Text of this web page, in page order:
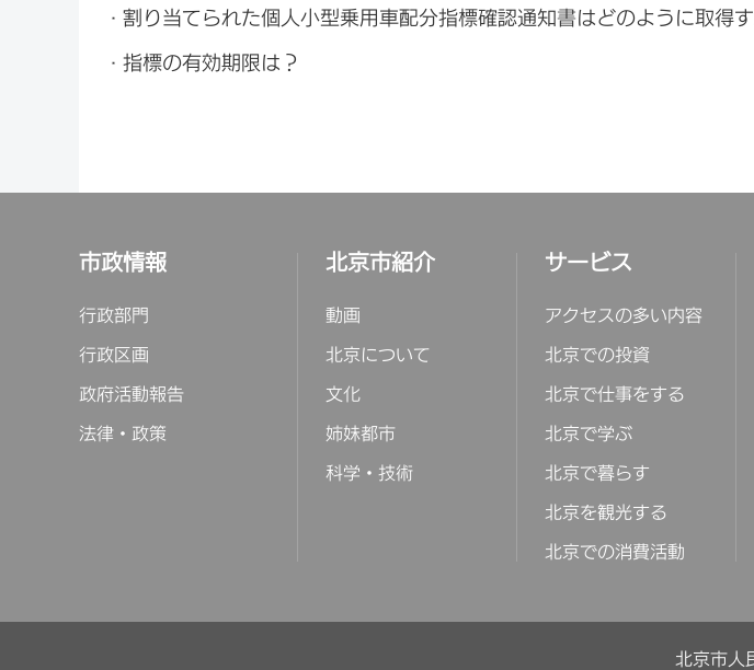
割り当てられた個人小型乗用車配分指標確認通知書はどのように取得
指標の有効期限は？
市政情報
行政部門
行政区画
政府活動報告
法律・政策
北京市紹介
動画
北京について
文化
姉妹都市
科学・技術
サービス
アクセスの多い内容
北京での投資
北京で仕事をする
北京で学ぶ
北京で暮らす
北京を観光する
北京での消費活動
北京市人